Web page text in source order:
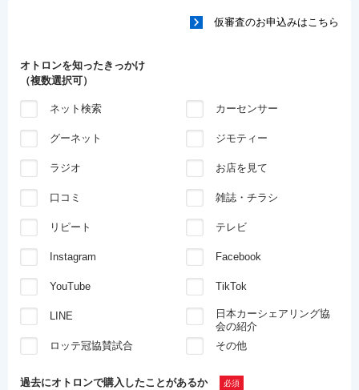
仮審査のお申込みはこちら
オトロンを知ったきっかけ
（複数選択可）
ネット検索 カーセンサー
グーネット ジモティー
ラジオ お店を見て
口コミ 雑誌・チラシ
リピート テレビ
Instagram Facebook
YouTube TikTok
LINE
日本カーシェアリング協
会の紹介
ロッテ冠協賛試合
その他
過去にオトロンで購入したことがあるか